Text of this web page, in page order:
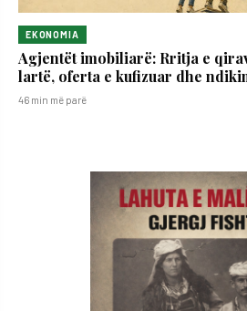
EKONOMIA
Agjentët imobiliarë: Rritja e
lartë, oferta e kufizuar dhe
46 min më parë